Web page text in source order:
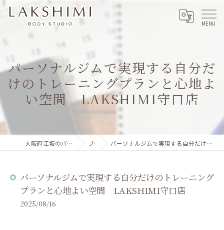
パーソナルジムで実現する自分だ
けのトレーニングプランと心地よ
い空間 LAKSHIMI守口店
大阪府江坂のパーソナルジムならLAKSHIMI ブログ パーソナルジムで実現する自分だけのトレーニングプランと心地よい空間 LAKSHIMI守口店
パーソナルジムで実現する自分だけのトレーニング
プランと心地よい空間 LAKSHIMI守口店
2025/08/16